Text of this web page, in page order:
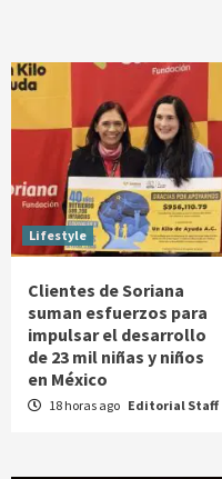
Lifestyle
Clientes de Soriana
suman esfuerzos para
impulsar el desarrollo
de 23 mil niñas y niños
en México
18 horas ago Editorial Staff